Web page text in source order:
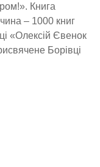
Книга
– 1000 книг
«Олексій Євенок
Борівці